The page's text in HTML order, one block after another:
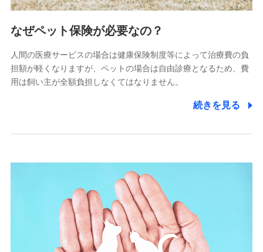
2.共同募集を行う代理店から受領する個人情報
郵便、電話、およびＥメール等により、当社と取引のあるも
しくは委託を受けている保険会社・提携会社の保険その他に
た維持管理等の委託業務遂行のため、またそれらに付帯、関
連する当社および提携会社のサービスを案内、提供するため
（なお、当社は複数の保険会社と取引があり、取得した個人
情報を取引のある他の保険会社の商品・サービスをご提案す
るために利用させていただくことがあります。）
上記に係る連絡・手続き・管理等付帯業務を行うため
上記に係る連絡・手続き・管理等付帯業務を行うため
4.家族・友達紹介にて取得した個人情報
被紹介者への連絡、及び当社と取引のあるもしくは委託を受
けている保険会社・提携会社の保険その他に関する情報を提
供し、金融商品等の契約を勧奨するため
アンケートやキャンペーン等の実施のため
なぜペット保険が必要なの？
人間の医療サービスの場合は健康保険制度等によって治療費の負
担額が軽くなりますが、ペットの場合は自由診療となるため、費
用は飼い主が全額負担しなくてはなりません。
続きを見る